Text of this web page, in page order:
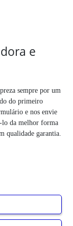
e
sempre por um
do primeiro
e nos envie
lo da melhor forma
qualidade garantia.